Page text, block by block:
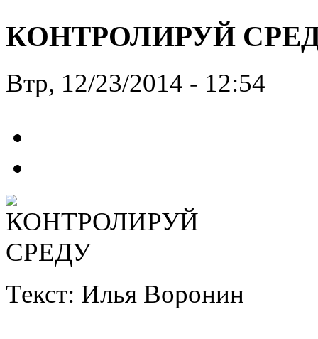
КОНТРОЛИРУЙ
Втр, 12/23/2014 - 12:54
Текст: Илья Воронин